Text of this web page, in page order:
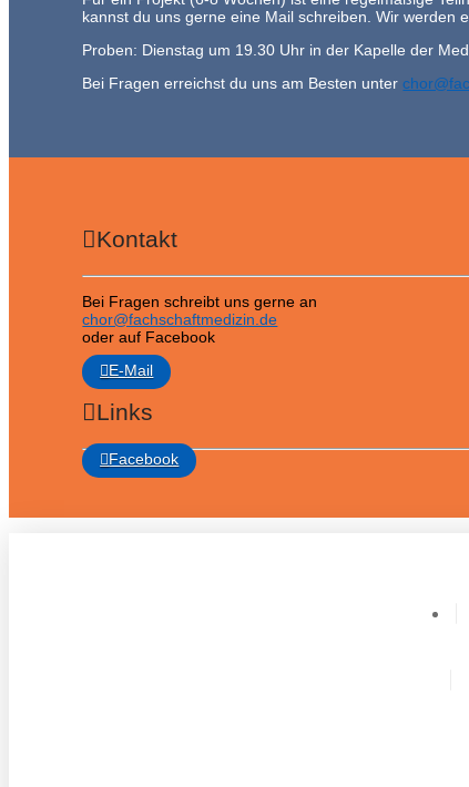
kannst du uns gerne eine Mail schreiben. Wir werden
Proben: Dienstag um 19.30 Uhr in der Kapelle der
Bei Fragen erreichst du uns am Besten unter
Kontakt
Bei Fragen schreibt uns gerne an
chor@fachschaftmedizin.de
oder auf Facebook
E-Mail
Links
Facebook